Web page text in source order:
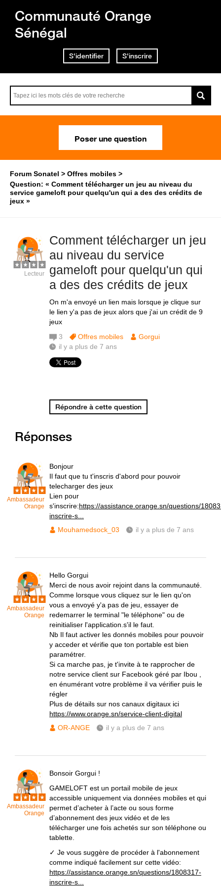
Communauté Orange
Sénégal
S'identifier S'inscrire
Poser une question
Forum Sonatel
Offres mobiles
Question: « Comment télécharger un jeu au niveau du
service gameloft pour quelqu'un qui a des des crédits de
jeux »
Comment télécharger un jeu
au niveau du service
gameloft pour quelqu'un qui
a des des crédits de jeux
On m'a envoyé un lien mais lorsque je clique sur
le lien y'a pas de jeux alors que j'ai un crédit de 9
jeux
Lecteur
3 Offres mobiles
Gorgui
il y a plus de 7 ans
Répondre à cette question
Réponses
Ambassadeur
Orange
Bonjour
Il faut que tu t'inscris d'abord pour pouvoir
telecharger des jeux
Lien pour
s'inscrire:https://assistance.orange.sn/questions/
inscrire-s...
Mouhamedsock_03
il y a plus de 7 ans
Ambassadeur
Orange
Hello Gorgui
Merci de nous avoir rejoint dans la communauté.
Comme lorsque vous cliquez sur le lien qu'on
vous a envoyé y'a pas de jeu, essayer de
redemarrer le terminal "le téléphone" ou de
reinitialiser l'application.s'il le faut.
Nb Il faut activer les donnés mobiles pour pouvoir
y acceder et vérifie que ton portable est bien
paramétrer.
Si ca marche pas, je t'invite à te rapprocher de
notre service client sur Facebook géré par Ibou ,
en énumérant votre problème il va vérifier puis le
régler
Plus de détails sur nos canaux digitaux ici
https://www.orange.sn/service-client-digital
OR-ANGE
il y a plus de 7 ans
Ambassadeur
Orange
Bonsoir Gorgui !
GAMELOFT est un portail mobile de jeux
accessible uniquement via données mobiles et qui
permet d’acheter à l’acte ou sous forme
d’abonnement des jeux vidéo et de les
télécharger une fois achetés sur son téléphone ou
tablette.
✓ Je vous suggère de procéder à l'abonnement
comme indiqué facilement sur cette vidéo:
https://assistance.orange.sn/questions/1808317-
inscrire-s...